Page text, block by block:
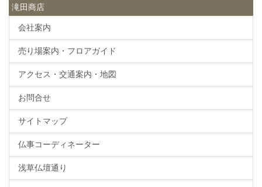
滝田商店
会社案内
売り場案内・フロアガイド
アクセス・交通案内・地図
お問合せ
サイトマップ
仏事コーディネーター
浅草仏壇通り